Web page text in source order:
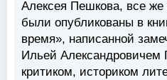
Алексея Пешкова, все
были опубликованы в
время», написанной
Ильей Александровичем
критиком, историком